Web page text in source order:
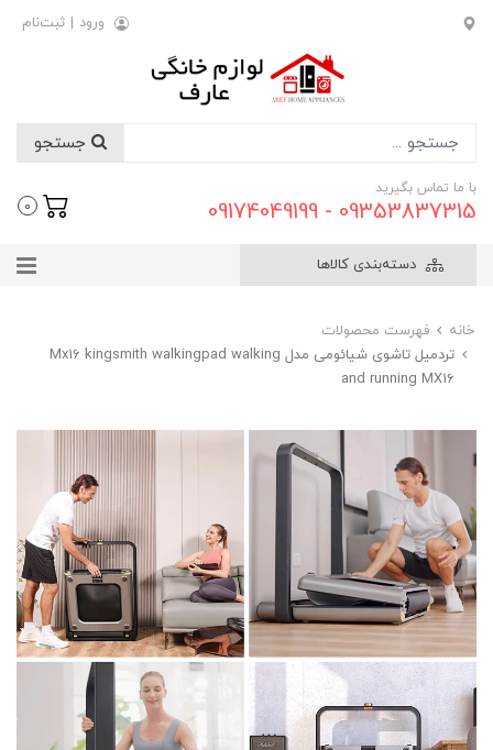
ورود | ثبت‌نام
با ما تماس بگیرید
09353837315 - 09174049199
0
دسته‌بندی کالاها
خانه
فهرست محصولات
تردمیل تاشوی شیائومی مدل Mx16 kingsmith walkingpad walking
and running MX16